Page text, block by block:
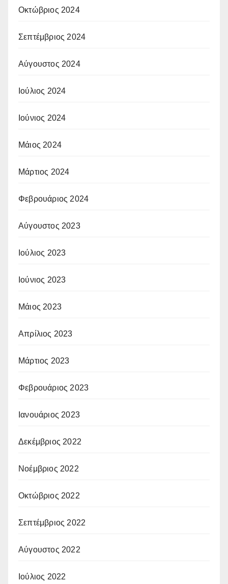
Οκτώβριος 2024
Σεπτέμβριος 2024
Αύγουστος 2024
Ιούλιος 2024
Ιούνιος 2024
Μάιος 2024
Μάρτιος 2024
Φεβρουάριος 2024
Αύγουστος 2023
Ιούλιος 2023
Ιούνιος 2023
Μάιος 2023
Απρίλιος 2023
Μάρτιος 2023
Φεβρουάριος 2023
Ιανουάριος 2023
Δεκέμβριος 2022
Νοέμβριος 2022
Οκτώβριος 2022
Σεπτέμβριος 2022
Αύγουστος 2022
Ιούλιος 2022